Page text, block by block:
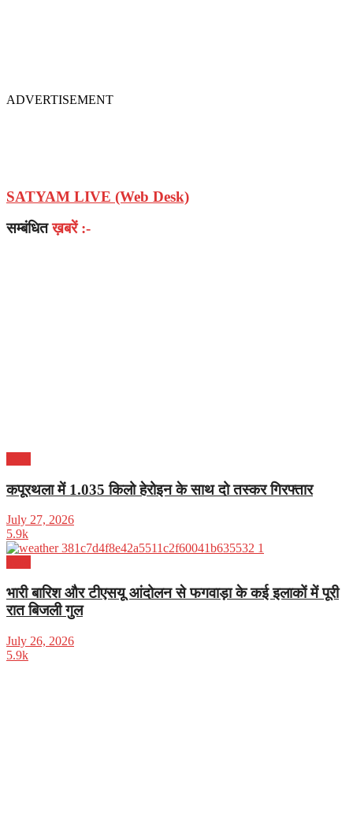
ADVERTISEMENT
SATYAM LIVE (Web Desk)
सम्बंधितख़बरें :-
कपूरथला में 1.035 किलो हेरोइन के साथ दो तस्कर गिरफ्तार
July 27, 2026
5.9k
भारी बारिश और टीएसयू आंदोलन से फगवाड़ा के कई इलाकों में पूरी
रात बिजली गुल
July 26, 2026
5.9k